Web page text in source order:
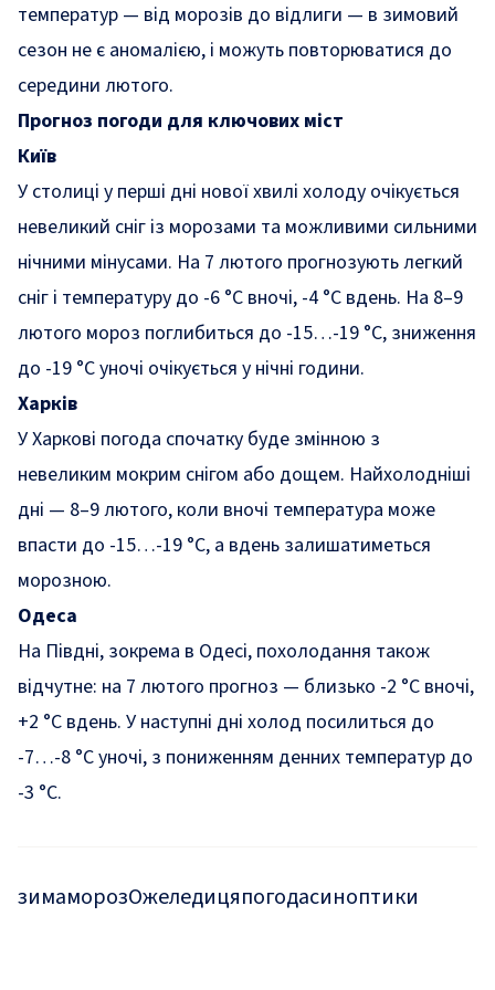
температур — від морозів до відлиги — в зимовий
сезон не є аномалією, і можуть повторюватися до
середини лютого.
Прогноз погоди для ключових міст
Київ
У столиці у перші дні нової хвилі холоду очікується
невеликий сніг із морозами та можливими сильними
нічними мінусами. На 7 лютого прогнозують легкий
сніг і температуру до -6 °C вночі, -4 °C вдень. На 8–9
лютого мороз поглибиться до -15…-19 °C, зниження
до -19 °C уночі очікується у нічні години.
Харків
У Харкові погода спочатку буде змінною з
невеликим мокрим снігом або дощем. Найхолодніші
дні — 8–9 лютого, коли вночі температура може
впасти до -15…-19 °C, а вдень залишатиметься
морозною.
Одеса
На Півдні, зокрема в Одесі, похолодання також
відчутне: на 7 лютого прогноз — близько -2 °C вночі,
+2 °C вдень. У наступні дні холод посилиться до
-7…-8 °C уночі, з пониженням денних температур до
-3 °C.
зимаморозОжеледицяпогодасиноптики